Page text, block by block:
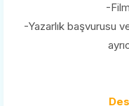
-
-Yazarlık başvurusu